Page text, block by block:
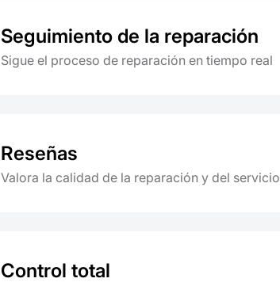
Seguimiento de la reparación
Sigue el proceso de reparación en tiempo real
Reseñas
Valora la calidad de la reparación y del servicio
Control total